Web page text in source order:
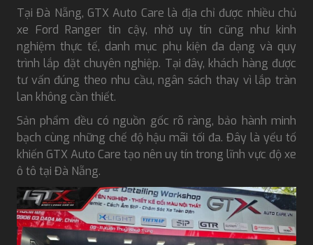
Tại Đà Nẵng, GTX Auto Care là địa chỉ được nhiều chủ
xe Ford Ranger tin cậy, nhờ uy tín cũng như kinh
nghiệm thực tế, danh mục phụ kiện đa dạng và quy
trình lắp đặt chuyên nghiệp. Tại đây, khách hàng được
tư vấn đúng theo nhu cầu, ngân sách thay vì lắp tràn
lan không cần thiết.
Sản phẩm đều có nguồn gốc rõ ràng, bảo hành minh
bạch cùng những chế độ hậu mãi tối đa. Đây là yếu tố
khiến GTX Auto Care tạo nên uy tín trong lĩnh vực độ xe
ô tô tại Đà Nẵng.